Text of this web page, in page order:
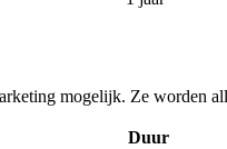
mogelijk. Ze worden
Duur